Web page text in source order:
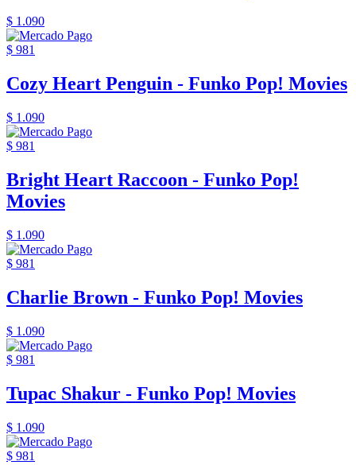
$ 1.090
$ 981
Cozy Heart Penguin - Funko Pop! Movies
$ 1.090
$ 981
Bright Heart Raccoon - Funko Pop!
Movies
$ 1.090
$ 981
Charlie Brown - Funko Pop! Movies
$ 1.090
$ 981
Tupac Shakur - Funko Pop! Movies
$ 1.090
$ 981